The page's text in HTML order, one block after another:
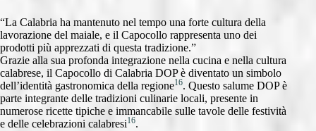
“La Calabria ha mantenuto nel tempo una forte cultura della
lavorazione del maiale, e il Capocollo rappresenta uno dei
prodotti più apprezzati di questa tradizione.”
Grazie alla sua profonda integrazione nella cucina e nella cultura
calabrese, il Capocollo di Calabria DOP è diventato un simbolo
dell’identità gastronomica della regione16. Questo salume DOP è
parte integrante delle tradizioni culinarie locali, presente in
numerose ricette tipiche e immancabile sulle tavole delle festività
e delle celebrazioni calabresi16.